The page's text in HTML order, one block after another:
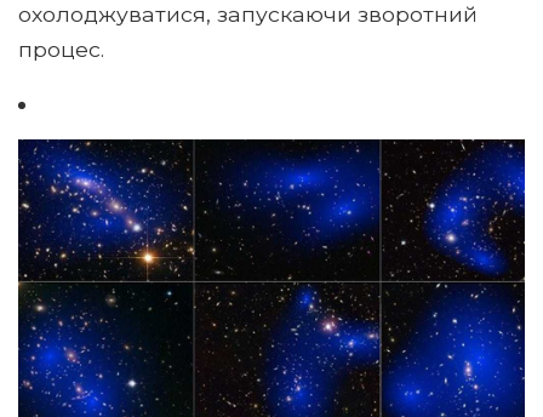
охолоджуватися, запускаючи зворотний
процес.